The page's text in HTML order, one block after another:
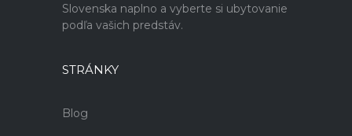
Slovenska naplno a vyberte si ubytovanie
podľa vašich predstáv.
STRÁNKY
Blog